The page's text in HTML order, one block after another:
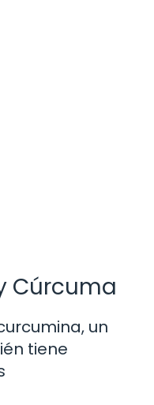
Cúrcuma
un
tiene